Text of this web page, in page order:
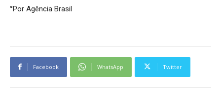
°Por Agência Brasil
Facebook WhatsApp Twitter